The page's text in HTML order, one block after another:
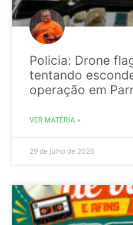
Policia: Drone
tentando
operação em
VER MATÉRIA »
29 de julho de 2026